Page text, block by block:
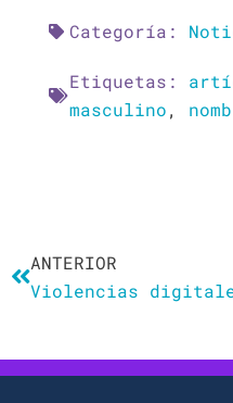
Categoría:
Etiquetas:
masculino,
ANTERIOR